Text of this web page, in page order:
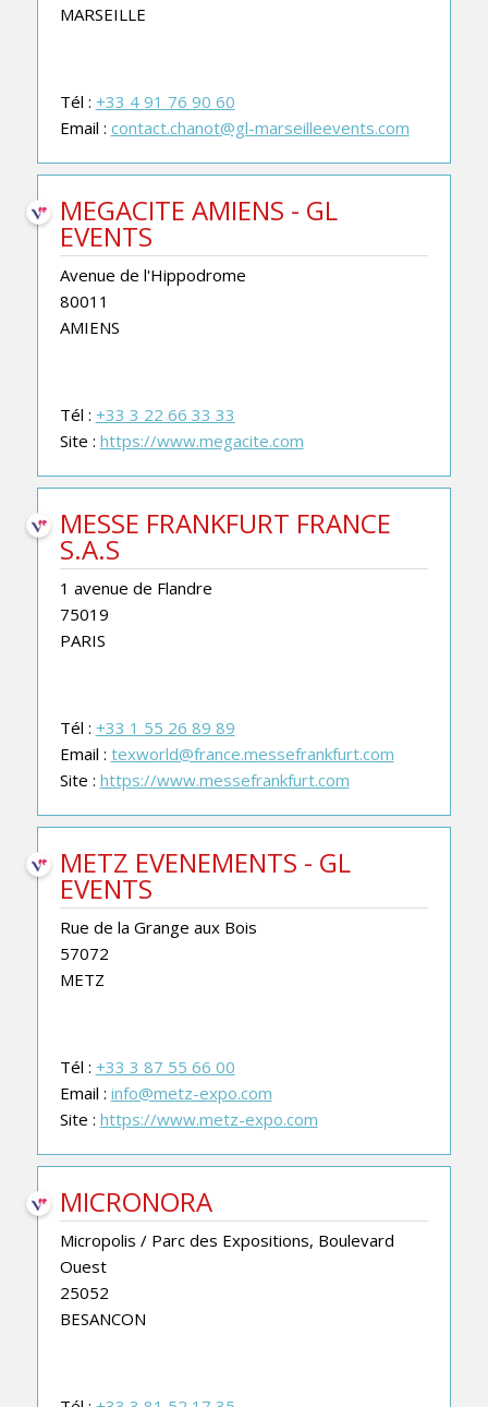
MARSEILLE
Tél : +33 4 91 76 90 60
Email : contact.chanot@gl-marseilleevents.com
MEGACITE AMIENS - GL
EVENTS
Avenue de l'Hippodrome
80011
AMIENS
Tél : +33 3 22 66 33 33
Site : https://www.megacite.com
MESSE FRANKFURT FRANCE
S.A.S
1 avenue de Flandre
75019
PARIS
Tél : +33 1 55 26 89 89
Email : texworld@france.messefrankfurt.com
Site : https://www.messefrankfurt.com
METZ EVENEMENTS - GL
EVENTS
Rue de la Grange aux Bois
57072
METZ
Tél : +33 3 87 55 66 00
Email : info@metz-expo.com
Site : https://www.metz-expo.com
MICRONORA
Micropolis / Parc des Expositions, Boulevard
Ouest
25052
BESANCON